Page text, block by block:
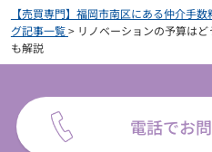
【売買専門】福岡市南区にある仲介手
グ記事一覧> リノベーションの予算は
も解説
電話でお